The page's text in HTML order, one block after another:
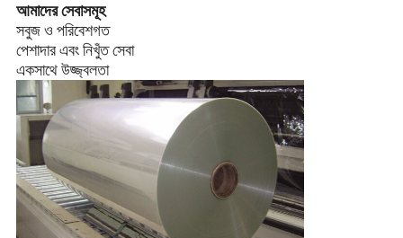
আমাদের সেবাসমূহ
সবুজ ও পরিবেশগত
পেশাদার এবং নিখুঁত সেবা
একসাথে উজ্জ্বলতা